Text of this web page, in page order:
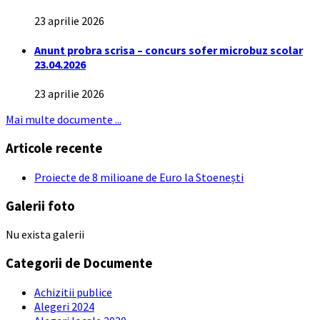
23 aprilie 2026
Anunt probra scrisa – concurs sofer microbuz scolar
23.04.2026
23 aprilie 2026
Mai multe documente ...
Articole recente
Proiecte de 8 milioane de Euro la Stoenești
Galerii foto
Nu exista galerii
Categorii de Documente
Achizitii publice
Alegeri 2024